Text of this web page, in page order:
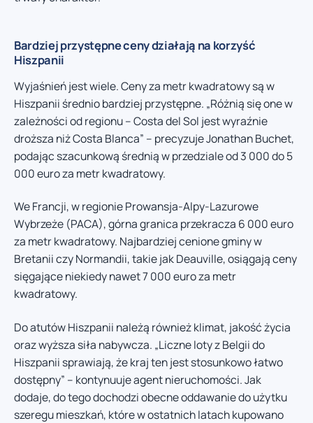
Bardziej przystępne ceny działają na korzyść
Hiszpanii
Wyjaśnień jest wiele. Ceny za metr kwadratowy są w
Hiszpanii średnio bardziej przystępne. „Różnią się one w
zależności od regionu – Costa del Sol jest wyraźnie
droższa niż Costa Blanca” – precyzuje Jonathan Buchet,
podając szacunkową średnią w przedziale od 3 000 do 5
000 euro za metr kwadratowy.
We Francji, w regionie Prowansja-Alpy-Lazurowe
Wybrzeże (PACA), górna granica przekracza 6 000 euro
za metr kwadratowy. Najbardziej cenione gminy w
Bretanii czy Normandii, takie jak Deauville, osiągają ceny
sięgające niekiedy nawet 7 000 euro za metr
kwadratowy.
Do atutów Hiszpanii należą również klimat, jakość życia
oraz wyższa siła nabywcza. „Liczne loty z Belgii do
Hiszpanii sprawiają, że kraj ten jest stosunkowo łatwo
dostępny” – kontynuuje agent nieruchomości. Jak
dodaje, do tego dochodzi obecne oddawanie do użytku
szeregu mieszkań, które w ostatnich latach kupowano